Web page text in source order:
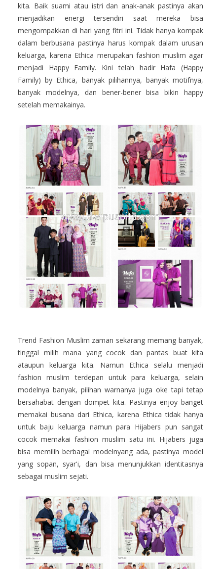
kita. Baik suami atau istri dan anak-anak pastinya akan
menjadikan energi tersendiri saat mereka bisa
mengompakkan di hari yang fitri ini. Tidak hanya kompak
dalam berbusana pastinya harus kompak dalam urusan
keluarga, karena Ethica merupakan fashion muslim agar
menjadi Happy Family. Kini telah hadir Hafa (Happy
Family) by Ethica, banyak pilihannya, banyak motifnya,
banyak modelnya, dan bener-bener bisa bikin happy
setelah memakainya.
Trend Fashion Muslim zaman sekarang memang banyak,
tinggal milih mana yang cocok dan pantas buat kita
ataupun keluarga kita. Namun Ethica selalu menjadi
fashion muslim terdepan untuk para keluarga, selain
modelnya banyak, pilihan warnanya juga oke tapi tetap
bersahabat dengan dompet kita. Pastinya enjoy banget
memakai busana dari Ethica, karena Ethica tidak hanya
untuk baju keluarga namun para Hijabers pun sangat
cocok memakai fashion muslim satu ini. Hijabers juga
bisa memilih berbagai modelnyang ada, pastinya model
yang sopan, syar'i, dan bisa menunjukkan identitasnya
sebagai muslim sejati.